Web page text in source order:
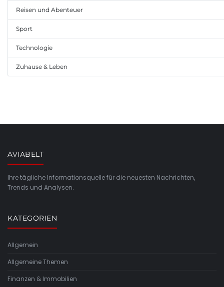
Reisen und Abenteuer
Sport
Technologie
Zuhause & Leben
AVIABELT
Ihre tägliche Informationsquelle für die neuesten Nachrichten,
Trends und Analysen.
KATEGORIEN
Allgemein
Allgemeine Themen
Finanzen & Immobilien